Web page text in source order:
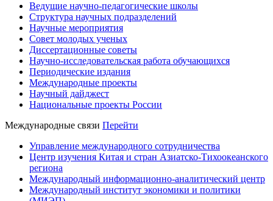
Ведущие научно-педагогические школы
Структура научных подразделений
Научные мероприятия
Совет молодых ученых
Диссертационные советы
Научно-исследовательская работа обучающихся
Периодические издания
Международные проекты
Научный дайджест
Национальные проекты России
Международные связи Перейти
Управление международного сотрудничества
Центр изучения Китая и стран Азиатско-Тихоокеанского
региона
Международный информационно-аналитический центр
Международный институт экономики и политики